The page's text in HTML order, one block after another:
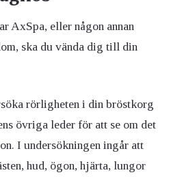
AxSpa, eller någon annan
ska du vända dig till din
rörligheten i din bröstkorg
övriga leder för att se om det
I undersökningen ingår att
hud, ögon, hjärta, lungor